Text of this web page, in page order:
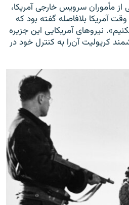
مأموران سرویس خارجی آمریکا،
آمریکا بلافاصله گفته بود که
نیروهای آمریکایی این جزیره
کریولیت آن‌را به کنترل خود در